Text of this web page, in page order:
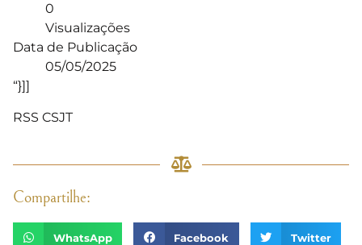
0
Visualizações
Data de Publicação
05/05/2025
“}]]
RSS CSJT
Compartilhe:
WhatsApp Facebook Twitter